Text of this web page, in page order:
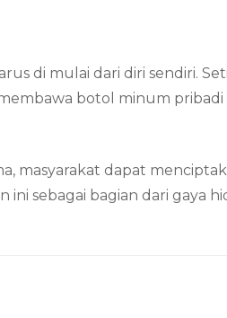
di mulai dari diri sendiri.
botol minum
masyarakat dapat
sebagai bagian dari gaya